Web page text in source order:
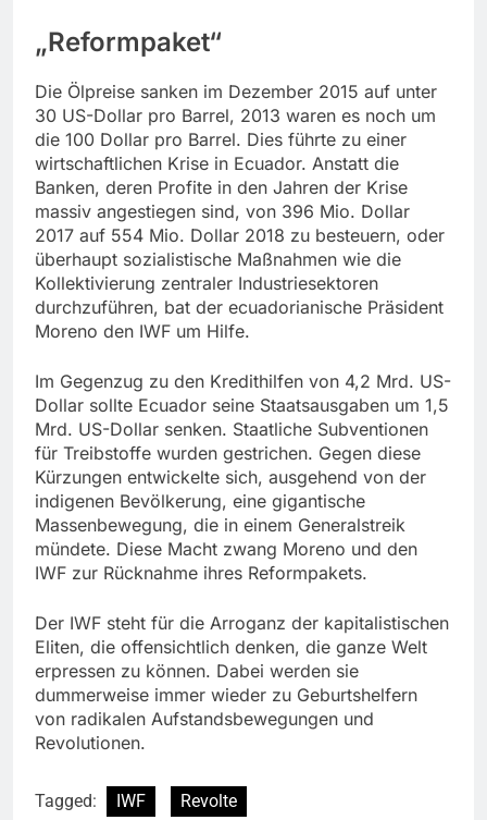
„Reformpaket“
Die Ölpreise sanken im Dezember 2015 auf unter
30 US-Dollar pro Barrel, 2013 waren es noch um
die 100 Dollar pro Barrel. Dies führte zu einer
wirtschaftlichen Krise in Ecuador. Anstatt die
Banken, deren Profite in den Jahren der Krise
massiv angestiegen sind, von 396 Mio. Dollar
2017 auf 554 Mio. Dollar 2018 zu besteuern, oder
überhaupt sozialistische Maßnahmen wie die
Kollektivierung zentraler Industriesektoren
durchzuführen, bat der ecuadorianische Präsident
Moreno den IWF um Hilfe.
Im Gegenzug zu den Kredithilfen von 4,2 Mrd. US-
Dollar sollte Ecuador seine Staatsausgaben um 1,5
Mrd. US-Dollar senken. Staatliche Subventionen
für Treibstoffe wurden gestrichen. Gegen diese
Kürzungen entwickelte sich, ausgehend von der
indigenen Bevölkerung, eine gigantische
Massenbewegung, die in einem Generalstreik
mündete. Diese Macht zwang Moreno und den
IWF zur Rücknahme ihres Reformpakets.
Der IWF steht für die Arroganz der kapitalistischen
Eliten, die offensichtlich denken, die ganze Welt
erpressen zu können. Dabei werden sie
dummerweise immer wieder zu Geburtshelfern
von radikalen Aufstandsbewegungen und
Revolutionen.
Tagged: IWF Revolte